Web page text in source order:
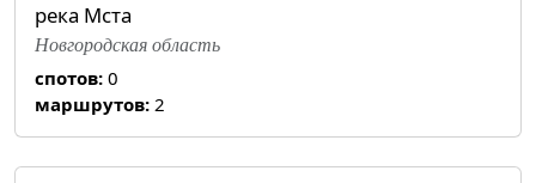
река Мста
Новгородская область
спотов: 0
маршрутов: 2